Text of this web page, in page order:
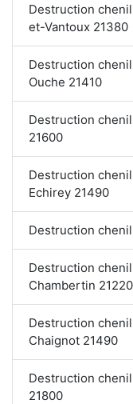
Destruction
et-Vantoux 21380
Destruction
Ouche 21410
Destruction
21600
Destruction
Echirey 21490
Destruction
Destruction
Chambertin 21220
Destruction
Chaignot 21490
Destruction
21800